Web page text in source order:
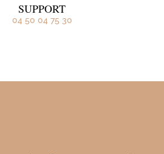
SUPPORT
04 50 04 75 30